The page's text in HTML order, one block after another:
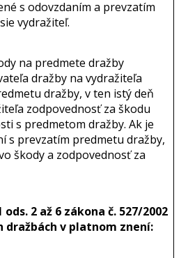
s odovzdaním a prevzatím
vydražiteľ.
na predmete dražby
dražby na vydražiteľa
dražby, v ten istý deň
zodpovednosť za škodu
s predmetom dražby. Ak je
s prevzatím predmetu dražby,
škody a zodpovednosť za
2 až 6 zákona č. 527/2002
dražbách v platnom znení: